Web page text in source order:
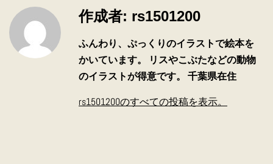
作成者: rs1501200
ふんわり、ぷっくりのイラストで絵本を
かいています。 リスやこぶたなどの動物
のイラストが得意です。 千葉県在住
rs1501200のすべての投稿を表示。